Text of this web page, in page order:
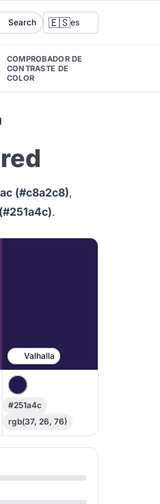
Search 🇪🇸es
COMPROBADOR DE
CONTRASTE DE
COLOR
(#c8a2c8),
.
Valhalla
#251a4c
rgb(37, 26, 76)